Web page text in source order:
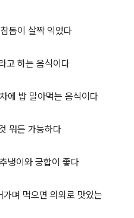
돔이 살짝 익었다
고 하는 음식이다
에 밥 말아먹는 음식이다
뭐든 가능하다
냉이와 궁합이 좋다
며 먹으면 의외로 맛있는